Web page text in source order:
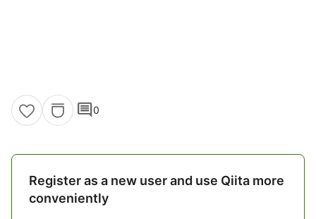
comment0
Register as a new user and use Qiita more
conveniently